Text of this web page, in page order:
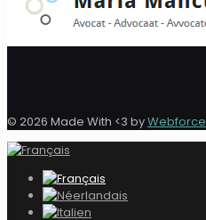
© 2026 Made With <3 byWebforce